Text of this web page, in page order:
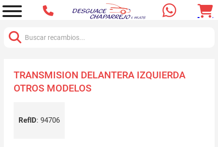
TRANSMISION DELANTERA IZQUIERDA
OTROS MODELOS
RefID: 94706